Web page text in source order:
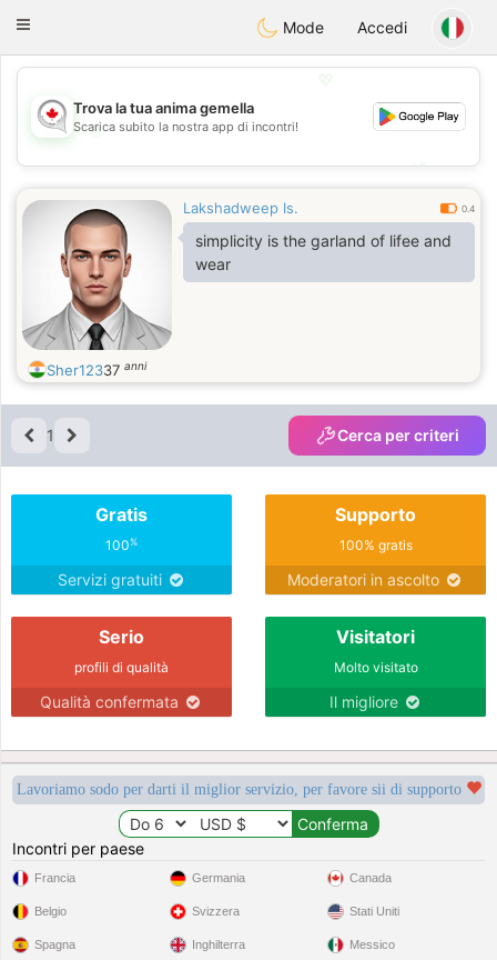
CANADIANchat
Toggle
Mode Accedi
💖
💕
Trova la tua anima gemella
Scarica subito la nostra app di incontri!
Lakshadweep Is. 0.4
simplicity is the garland of lifee and
wear
Sher12337 anni
1 Cerca per criteri
Gratis
100%
Servizi gratuiti
Supporto
100% gratis
Moderatori in ascolto
Serio
profili di qualità
Qualità confermata
Visitatori
Molto visitato
Il migliore
Lavoriamo sodo per darti il miglior servizio, per favore sii di supporto
Incontri per paese
Francia
Belgio
Spagna
Germania
Svizzera
Inghilterra
Canada
Stati Uniti
Messico